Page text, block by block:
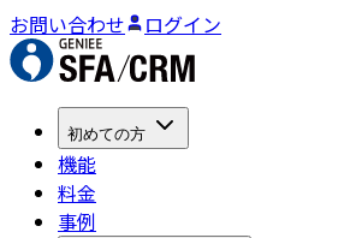
お問い合わせ ログイン
初めての方
機能
料金
事例